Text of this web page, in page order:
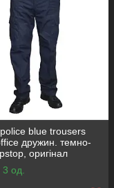
blue trousers
дружин. темно-
оригінал
од.